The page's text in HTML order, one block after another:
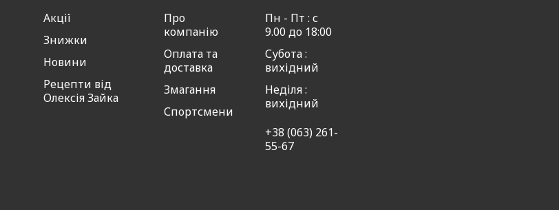
Акції
Знижки
Новини
Рецепти від
Олексія Зайка
Про
компанію
Оплата та
доставка
Змагання
Спортсмени
Пн - Пт : с
9.00 до 18:00
Субота :
вихідний
Неділя :
вихідний
+38 (063) 261-
55-67